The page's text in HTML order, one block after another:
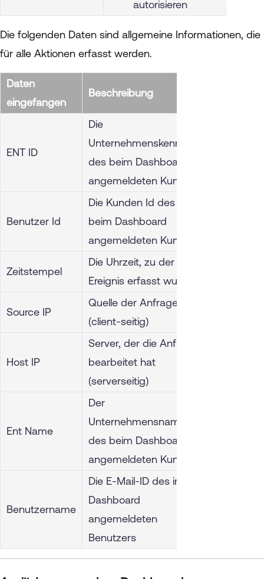
autorisieren
Die folgenden Daten sind allgemeine Informationen, die
für alle Aktionen erfasst werden.
Daten
eingefangen
Beschreibung
ENT ID
Die
Unternehmenskennung
des beim Dashboard
angemeldeten Kunden
Benutzer Id
Die Kunden Id des
beim Dashboard
angemeldeten Kunden
Zeitstempel
Die Uhrzeit, zu der das
Ereignis erfasst wurde
Source IP
Quelle der Anfrage
(client-seitig)
Host IP
Server, der die Anfrage
bearbeitet hat
(serverseitig)
Ent Name
Der
Unternehmensname
des beim Dashboard
angemeldeten Kunden
Benutzername
Die E-Mail-ID des im
Dashboard
angemeldeten
Benutzers